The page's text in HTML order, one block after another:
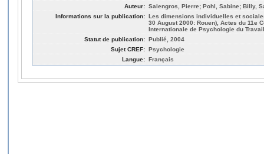
Auteur: Salengros, Pierre; Pohl, Sabine; Billy,
Informations sur la publication: Les dimensions individuelles et
30 August 2000: Rouen), Actes du 11e
Internationale de Psychologie du
Statut de publication: Publié, 2004
Sujet CREF: Psychologie
Langue: Français